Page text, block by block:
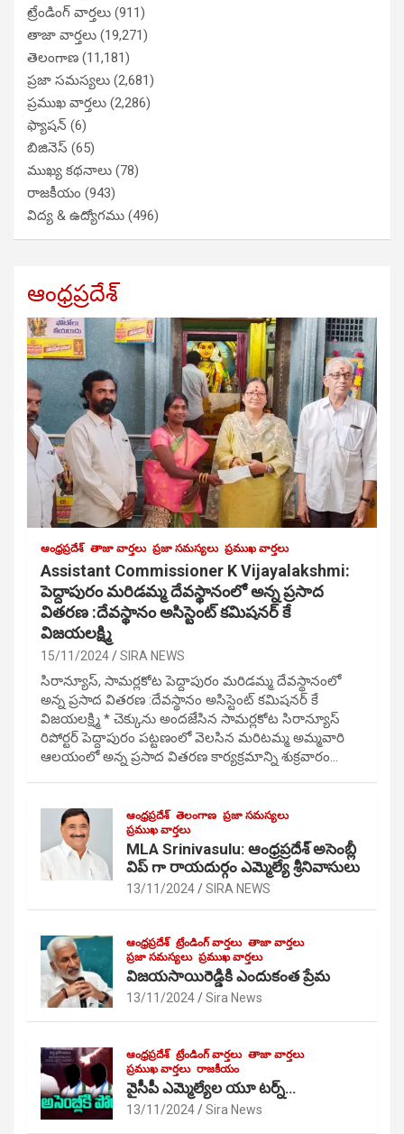
ట్రేండింగ్ వార్తలు (911)
తాజా వార్తలు (19,271)
తెలంగాణ (11,181)
ప్రజా సమస్యలు (2,681)
ప్రముఖ వార్తలు (2,286)
ఫ్యాషన్ (6)
బిజినెస్ (65)
ముఖ్య కథనాలు (78)
రాజకీయం (943)
విద్య & ఉద్యోగము (496)
ఆంధ్రప్రదేశ్
ఆంధ్రప్రదేశ్ తాజా వార్తలు ప్రజా సమస్యలు ప్రముఖ వార్తలు
Assistant Commissioner K Vijayalakshmi:
పెద్దాపురం మరిడమ్మ దేవస్థానంలో అన్న ప్రసాద
వితరణ :దేవస్థానం అసిస్టెంట్ కమిషనర్ కే
విజయలక్ష్మి
15/11/2024 SIRA NEWS
సిరాన్యూస్, సామర్లకోట పెద్దాపురం మరిడమ్మ దేవస్థానంలో
అన్న ప్రసాద వితరణ :దేవస్థానం అసిస్టెంట్ కమిషనర్ కే
విజయలక్ష్మి * చెక్కును అందజేసిన సామర్లకోట సిరాన్యూస్
రిపోర్టర్ పెద్దాపురం పట్టణంలో వెలసిన మరిటమ్మ అమ్మవారి
ఆలయంలో అన్న ప్రసాద వితరణ కార్యక్రమాన్ని శుక్రవారం…
ఆంధ్రప్రదేశ్ తెలంగాణ ప్రజా సమస్యలు
ప్రముఖ వార్తలు
MLA Srinivasulu: ఆంధ్రప్రదేశ్ అసెంబ్లీ
విప్ గా రాయదుర్గం ఎమ్మెల్యే శ్రీనివాసులు
13/11/2024 SIRA NEWS
ఆంధ్రప్రదేశ్ ట్రేండింగ్ వార్తలు తాజా వార్తలు
ప్రజా సమస్యలు ప్రముఖ వార్తలు
విజయసాయిరెడ్డికి ఎందుకంత ప్రేమ
13/11/2024 Sira News
ఆంధ్రప్రదేశ్ ట్రేండింగ్ వార్తలు తాజా వార్తలు
ప్రముఖ వార్తలు రాజకీయం
వైసీపీ ఎమ్మెల్యేల యూ టర్న్…
13/11/2024 Sira News